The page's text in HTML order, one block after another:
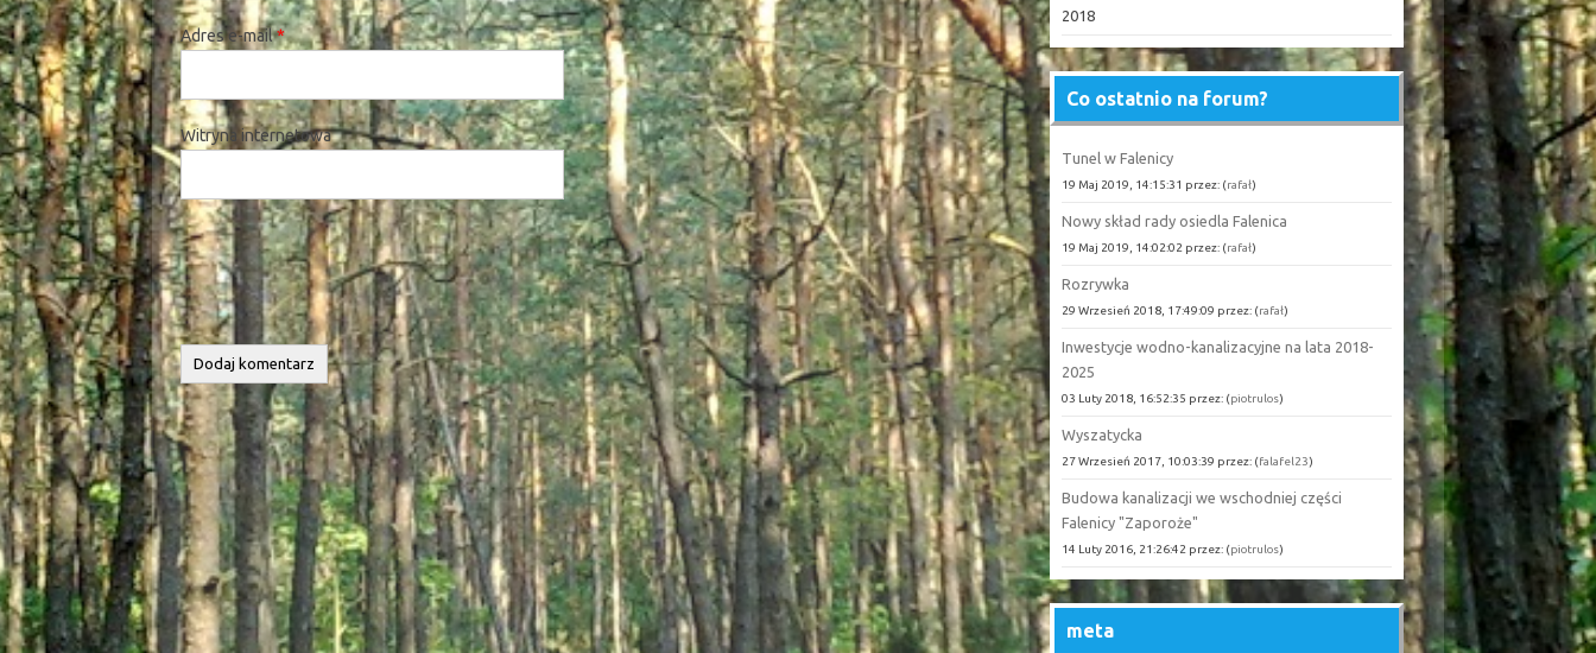
Adres e-mail*
Witryna internetowa
2018
Co ostatnio na forum?
Tunel w Falenicy
19 Maj 2019, 14:15:31 przez: (rafał)
Nowy skład rady osiedla Falenica
19 Maj 2019, 14:02:02 przez: (rafał)
Rozrywka
29 Wrzesień 2018, 17:49:09 przez: (rafał)
Inwestycje wodno-kanalizacyjne na lata 2018-
2025
03 Luty 2018, 16:52:35 przez: (piotrulos)
Wyszatycka
27 Wrzesień 2017, 10:03:39 przez: (falafel23)
Budowa kanalizacji we wschodniej części
Falenicy "Zaporoże"
14 Luty 2016, 21:26:42 przez: (piotrulos)
meta